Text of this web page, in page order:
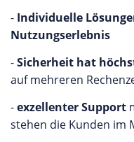
- Individuelle
Nutzungserlebnis
-Sicherheit hat
auf mehreren
-exzellenter Support
stehen die Kunden im